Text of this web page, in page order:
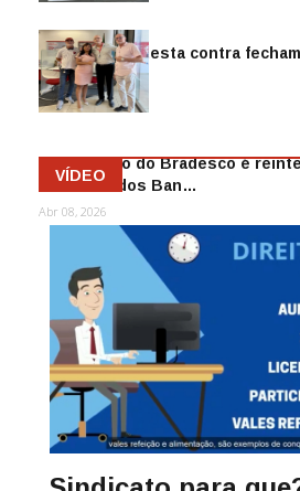
Sindicato protesta contra
as demiss…
Mai 13, 2026
Funcionário do Bradesco é
Sindicato dos Ban…
Abr 08, 2026
VÍDEO